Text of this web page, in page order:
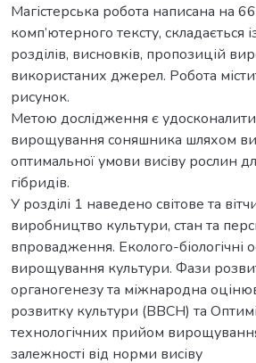
Магістерська робота написана на
комп’ютерного тексту, складається
розділів, висновків, пропозицій
використаних джерел. Робота
рисунок.
Метою дослідження є
вирощування соняшника шляхом
оптимальної умови висіву рослин
гібридів.
У розділі 1 наведено світове та
виробництво культури, стан та
впровадження. Еколого-біологічні
вирощування культури. Фази
органогенезу та міжнародна
розвитку культури (ВВСН) та
технологічних прийом
залежності від норми висіву